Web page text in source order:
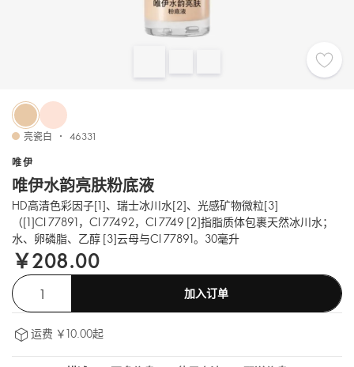
亮瓷白 46331
唯伊
唯伊水韵亮肤粉底液
HD高清色彩因子[1]、瑞士冰川水[2]、光感矿物微粒[3]
（[1]CI 77891，CI 77492，CI 7749 [2]指脂质体包裹天然冰川水；
水、卵磷脂、乙醇 [3]云母与CI 77891。30毫升
￥208.00
加入订单
运费 ￥10.00起